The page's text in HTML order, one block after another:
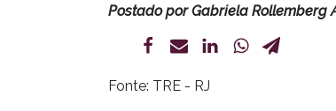
Postado porGabriela Rollemberg
Fonte: TRE - RJ